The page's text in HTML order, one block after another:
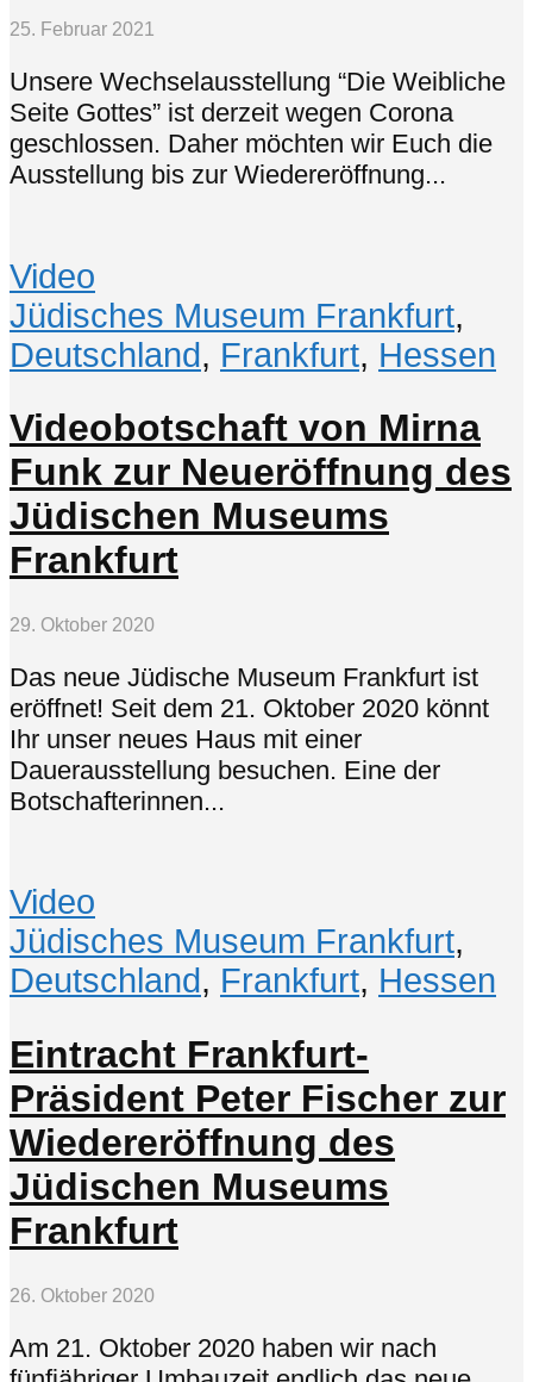
25. Februar 2021
Unsere Wechselausstellung “Die Weibliche
Seite Gottes” ist derzeit wegen Corona
geschlossen. Daher möchten wir Euch die
Ausstellung bis zur Wiedereröffnung...
Video
Jüdisches Museum Frankfurt,
Deutschland, Frankfurt, Hessen
Videobotschaft von Mirna
Funk zur Neueröffnung des
Jüdischen Museums
Frankfurt
29. Oktober 2020
Das neue Jüdische Museum Frankfurt ist
eröffnet! Seit dem 21. Oktober 2020 könnt
Ihr unser neues Haus mit einer
Dauerausstellung besuchen. Eine der
Botschafterinnen...
Video
Jüdisches Museum Frankfurt,
Deutschland, Frankfurt, Hessen
Eintracht Frankfurt-
Präsident Peter Fischer zur
Wiedereröffnung des
Jüdischen Museums
Frankfurt
26. Oktober 2020
Am 21. Oktober 2020 haben wir nach